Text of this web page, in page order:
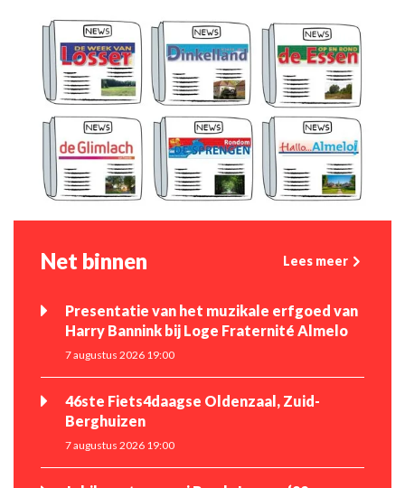
Net binnen Lees meer
Presentatie van het muzikale erfgoed van
Harry Bannink bij Loge Fraternité Almelo
7 augustus 2026 19:00
46ste Fiets4daagse Oldenzaal, Zuid-
Berghuizen
7 augustus 2026 19:00